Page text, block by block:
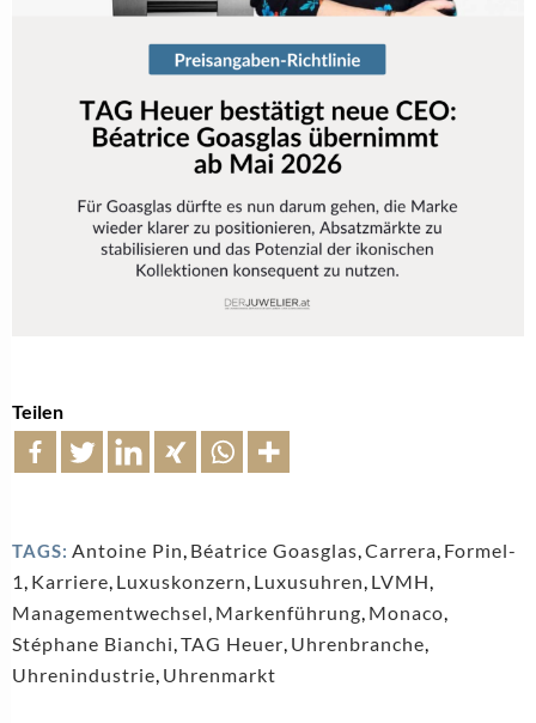
Teilen
TAGS: Antoine Pin, Béatrice Goasglas,Carrera, Formel-
1 , Karriere, Luxuskonzern, Luxusuhren, LVMH,
Managementwechsel, Markenführung, Monaco,
Stéphane Bianchi,TAG Heuer, Uhrenbranche,
Uhrenindustrie, Uhrenmarkt